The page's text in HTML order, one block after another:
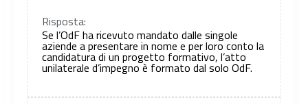
Risposta:
Se l’OdF ha ricevuto mandato dalle singole
aziende a presentare in nome e per loro conto la
candidatura di un progetto formativo, l’atto
unilaterale d’impegno è formato dal solo OdF.